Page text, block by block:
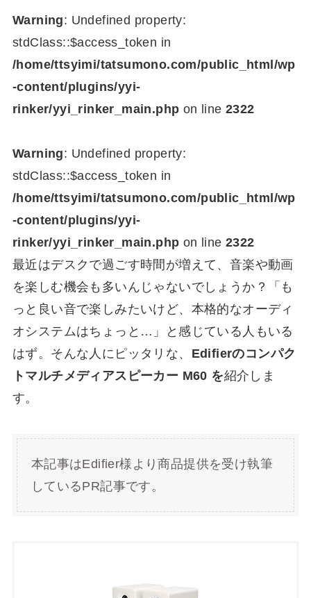
Warning: Undefined property:
stdClass::$access_token in
/home/ttsyimi/tatsumono.com/public_html/wp
-content/plugins/yyi-
rinker/yyi_rinker_main.php on line2322
Warning: Undefined property:
stdClass::$access_token in
/home/ttsyimi/tatsumono.com/public_html/wp
-content/plugins/yyi-
rinker/yyi_rinker_main.php on line2322
最近はデスクで過ごす時間が増えて、音楽や動画
を楽しむ機会も多いんじゃないでしょうか？「も
っと良い音で楽しみたいけど、本格的なオーディ
オシステムはちょっと…」と感じている人もいる
はず。そんな人にピッタリな、 Edifierのコンパク
トマルチメディアスピーカー M60 を紹介しま
す。
本記事はEdifier様より商品提供を受け執筆
しているPR記事です。